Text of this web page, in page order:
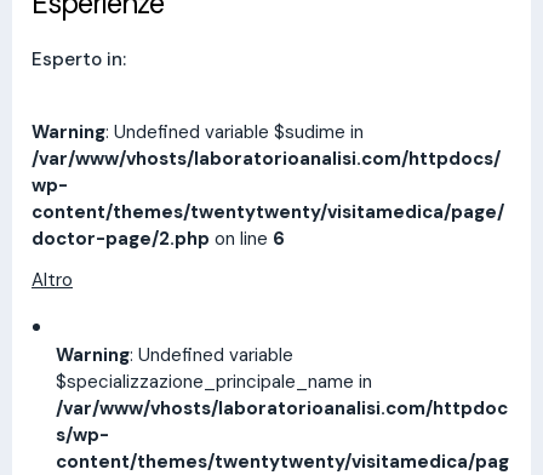
Esperto in:
Warning: Undefined variable $sudime in
/var/www/vhosts/laboratorioanalisi.com/httpdocs/
wp-
content/themes/twentytwenty/visitamedica/page/
doctor-page/2.php on line 6
Altro
Warning: Undefined variable
$specializzazione_principale_name in
/var/www/vhosts/laboratorioanalisi.com/httpdoc
s/wp-
content/themes/twentytwenty/visitamedica/pag